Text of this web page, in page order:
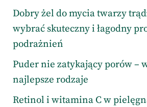
Dobry żel do mycia twarzy
wybrać skuteczny i łagodny
podrażnień
Puder nie zatykający porów –
najlepsze rodzaje
Retinol i witamina C w